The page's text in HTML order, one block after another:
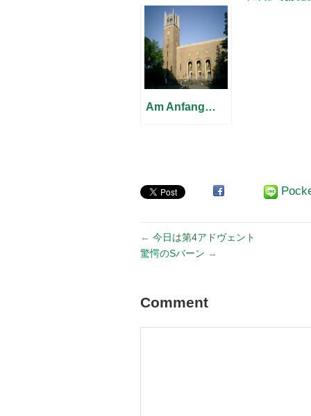
Am Anfang…
← 今日は第4アドヴェント
驚愕のSバーン →
Comment